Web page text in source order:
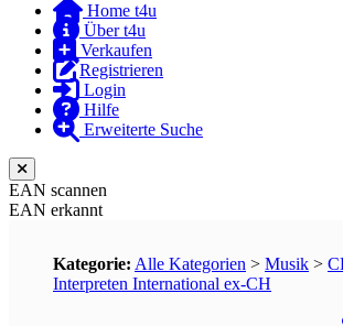
Home t4u
Über t4u
Verkaufen
Registrieren
Login
Hilfe
Erweiterte Suche
EAN scannen
EAN erkannt
Kategorie: Alle Kategorien > Musik >
Interpreten International ex-CH